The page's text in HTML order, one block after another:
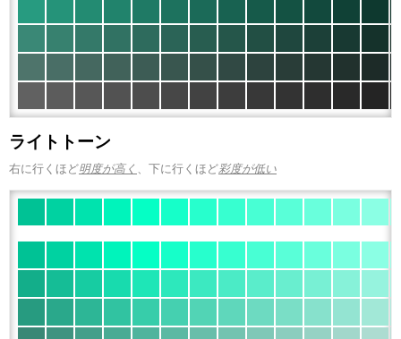
ライトトーン
右に行くほど明度が高く 、下に行くほど彩度が低い